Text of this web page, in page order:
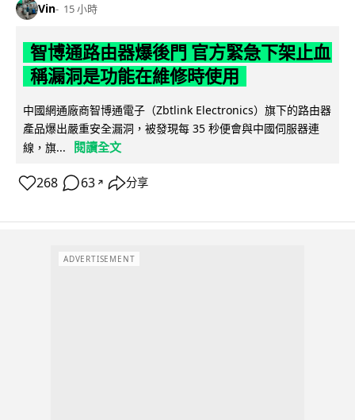
Vin 15 小時
智博通路由器爆後門 官方緊急下架止血
稱漏洞是功能在維修時使用
中國網通廠商智博通電子（Zbtlink Electronics）旗下的路由器
產品爆出嚴重安全漏洞，被發現每 35 秒便會與中國伺服器連
線，旗...
閱讀全文
268 63 ↗ 分享
ADVERTISEMENT